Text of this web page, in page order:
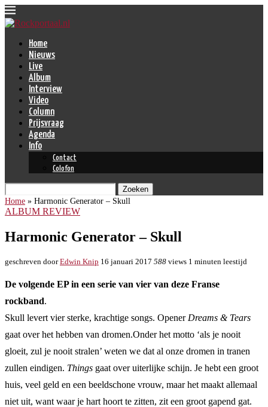
Home
Nieuws
Live
Album
Interview
Video
Column
Prijsvraag
Agenda
Info
Contact
Colofon
Zoeken
Home » Harmonic Generator – Skull
ALBUM REVIEW
Harmonic Generator – Skull
geschreven doorEdwin Knip 16 januari 2017 588 views 1 minuten leestijd
De volgende EP in een serie van vier van deze Franse
rockband.
Skull levert vier sterke, krachtige songs. Opener Dreams & Tears
gaat over het hebben van dromen.Onder het motto ‘als je nooit
gloeit, zul je nooit stralen’ weten we dat al onze dromen in tranen
zullen eindigen. Things gaat over uiterlijke schijn. Je hebt een groot
huis, veel geld en een beeldschone vrouw, maar het maakt allemaal
niet uit, want waar je hart hoort te zitten, zit een groot gapend gat.